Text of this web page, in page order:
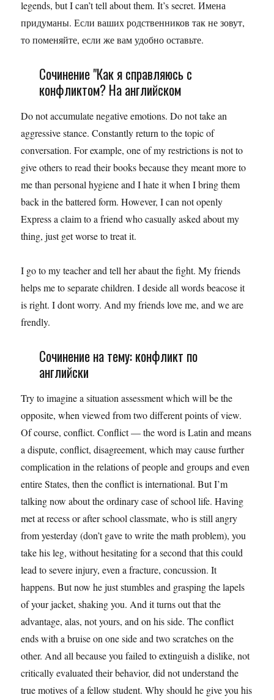
legends, but I can’t tell about them. It’s secret. Имена
придуманы. Если ваших родственников так не зовут,
то поменяйте, если же вам удобно оставьте.
Сочинение "Как я справляюсь с
конфликтом? На английском
Do not accumulate negative emotions. Do not take an
aggressive stance. Constantly return to the topic of
conversation. For example, one of my restrictions is not to
give others to read their books because they meant more to
me than personal hygiene and I hate it when I bring them
back in the battered form. However, I can not openly
Express a claim to a friend who casually asked about my
thing, just get worse to treat it.
I go to my teacher and tell her abaut the fight. My friends
helps me to separate children. I deside all words beacose it
is right. I dont worry. And my friends love me, and we are
frendly.
Сочинение на тему: конфликт по
английски
Try to imagine a situation assessment which will be the
opposite, when viewed from two different points of view.
Of course, conflict. Conflict — the word is Latin and means
a dispute, conflict, disagreement, which may cause further
complication in the relations of people and groups and even
entire States, then the conflict is international. But I’m
talking now about the ordinary case of school life. Having
met at recess or after school classmate, who is still angry
from yesterday (don’t gave to write the math problem), you
take his leg, without hesitating for a second that this could
lead to severe injury, even a fracture, concussion. It
happens. But now he just stumbles and grasping the lapels
of your jacket, shaking you. And it turns out that the
advantage, alas, not yours, and on his side. The conflict
ends with a bruise on one side and two scratches on the
other. And all because you failed to extinguish a dislike, not
critically evaluated their behavior, did not understand the
true motives of a fellow student. Why should he give you his